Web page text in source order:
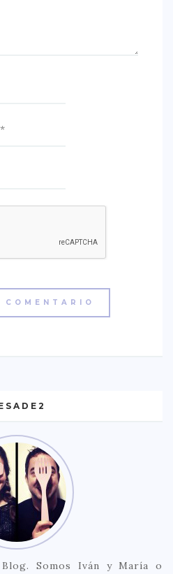
Somos Iván y María o